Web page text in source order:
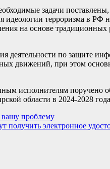
задачи
идеологии терроризма в
на основе
деятельности по защите
движений, при этом
исполнителям поручено
области в 2024-2028
вашу проблему
получить электронное